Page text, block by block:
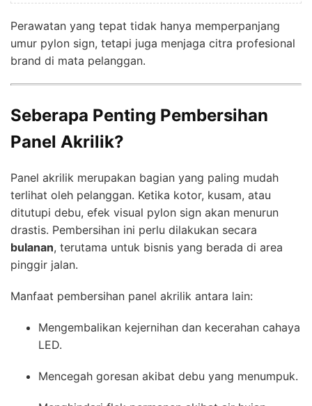
Perawatan yang tepat tidak hanya memperpanjang
umur pylon sign, tetapi juga menjaga citra profesional
brand di mata pelanggan.
Seberapa Penting Pembersihan
Panel Akrilik?
Panel akrilik merupakan bagian yang paling mudah
terlihat oleh pelanggan. Ketika kotor, kusam, atau
ditutupi debu, efek visual pylon sign akan menurun
drastis. Pembersihan ini perlu dilakukan secara
bulanan, terutama untuk bisnis yang berada di area
pinggir jalan.
Manfaat pembersihan panel akrilik antara lain:
Mengembalikan kejernihan dan kecerahan cahaya
LED.
Mencegah goresan akibat debu yang menumpuk.